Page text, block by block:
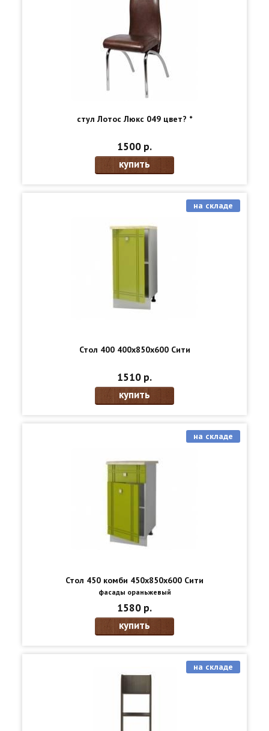
стул Лотос Люкс 049 цвет? *
1500 р.
купить
Стол 400 400х850х600 Сити
на складе
1510 р.
купить
Стол 450 комби 450х850х600 Сити
фасады ораньжевый
на складе
1580 р.
купить
на складе